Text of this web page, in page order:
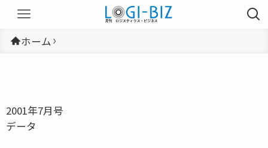
ホーム
2001年7月号
データ